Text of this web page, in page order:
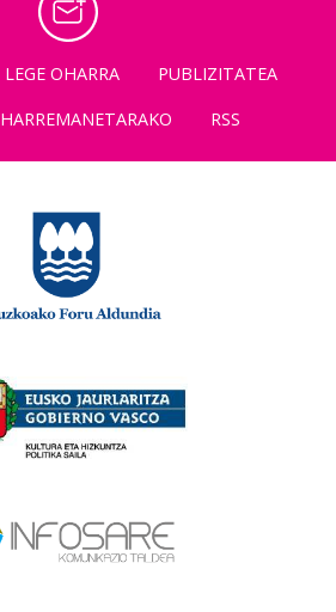
LEGE OHARRA
PUBLIZITATEA
HARREMANETARAKO RSS